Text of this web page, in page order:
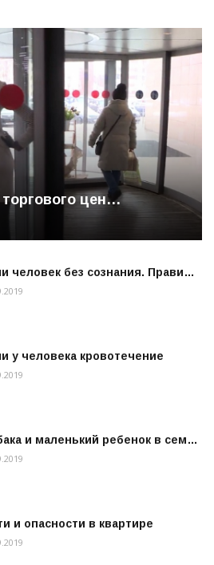
цен…
человек без сознания. Прави…
у человека кровотечение
и маленький ребенок в сем…
и опасности в квартире